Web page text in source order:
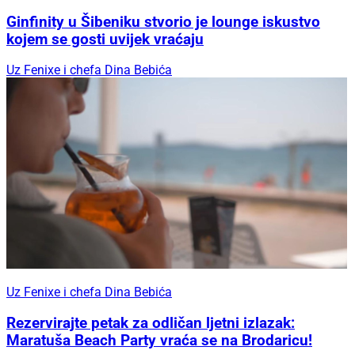
Ginfinity u Šibeniku stvorio je lounge iskustvo
kojem se gosti uvijek vraćaju
Uz Fenixe i chefa Dina Bebića
Uz Fenixe i chefa Dina Bebića
Rezervirajte petak za odličan ljetni izlazak:
Maratuša Beach Party vraća se na Brodaricu!